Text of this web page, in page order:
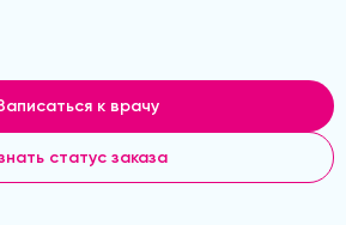
к врачу
статус заказа